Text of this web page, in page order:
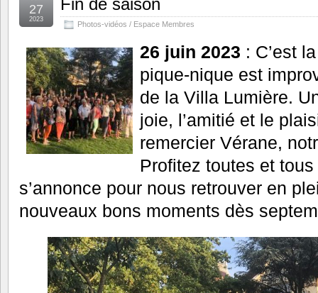
Fin de saison
Photos-vidéos / Espace Membres
27
2023
26 juin 2023 : C’est
pique-nique est
de la Villa Lumière.
joie, l’amitié et le
remercier Vérane,
Profitez toutes et
s’annonce pour nous retrouver en
nouveaux bons moments dès